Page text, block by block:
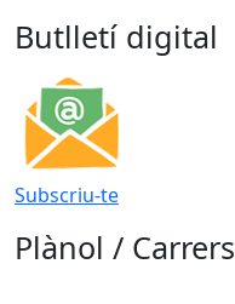
Butlletí digital
Subscriu-te
Plànol / Carrers